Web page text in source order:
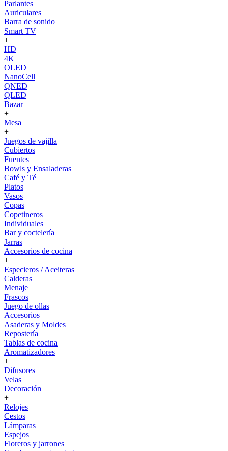
Parlantes
Auriculares
Barra de sonido
Smart TV
+
HD
4K
OLED
NanoCell
QNED
QLED
Bazar
+
Mesa
+
Juegos de vajilla
Cubiertos
Fuentes
Bowls y Ensaladeras
Café y Té
Platos
Vasos
Copas
Copetineros
Individuales
Bar y coctelería
Jarras
Accesorios de cocina
+
Especieros / Aceiteras
Calderas
Menaje
Frascos
Juego de ollas
Accesorios
Asaderas y Moldes
Repostería
Tablas de cocina
Aromatizadores
+
Difusores
Velas
Decoración
+
Relojes
Cestos
Lámparas
Espejos
Floreros y jarrones